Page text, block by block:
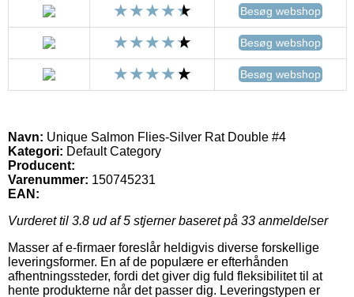
Besøg webshop
Besøg webshop
Besøg webshop
Navn: Unique Salmon Flies-Silver Rat Double #4
Kategori: Default Category
Producent:
Varenummer: 150745231
EAN:
Vurderet til 3.8 ud af 5 stjerner baseret på 33 anmeldelser
Masser af e-firmaer foreslår heldigvis diverse forskellige
leveringsformer. En af de populære er efterhånden
afhentningssteder, fordi det giver dig fuld fleksibilitet til at
hente produkterne når det passer dig. Leveringstypen er